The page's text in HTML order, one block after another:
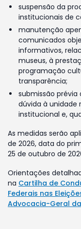
suspensão da
institucionais de
manutenção
comunicados
informativos,
museus, à
programação
transparência;
submissão prévia
dúvida à unidade
institucional e,
As medidas serão
de 2026, data do
25 de outubro de
Orientações
na Cartilha de
Federais nas
Advocacia-Geral